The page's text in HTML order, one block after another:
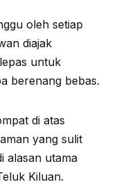
oleh setiap
diajak
untuk
berenang bebas.
di atas
yang sulit
alasan utama
Kiluan.